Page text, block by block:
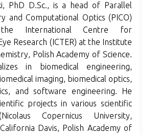
PhD D.Sc., is a head of Parallel
and Computational Optics (PICO)
International Centre for
Research (ICTER) at the Institute
Polish Academy of Science.
in biomedical engineering,
imaging, biomedical optics,
and software engineering. He
projects in various scientific
Copernicus University,
Davis, Polish Academy of